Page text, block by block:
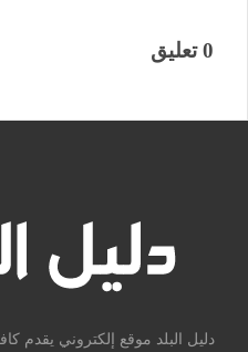
0 تعليق
دليل البلد موقع إلكتروني يقدم